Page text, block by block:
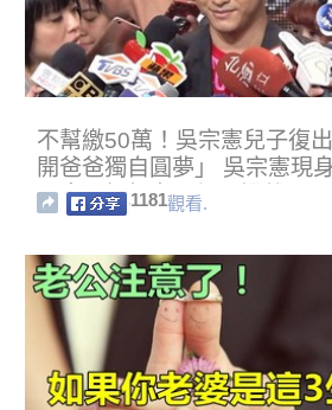
不幫繳50萬！吳宗憲兒子復
開爸爸獨自圓夢」 吳宗憲現
回應」網無言：都是場戲
1181觀看.